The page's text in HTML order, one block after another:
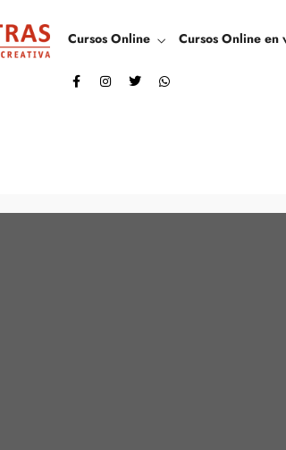
Cursos Online Cursos Online en